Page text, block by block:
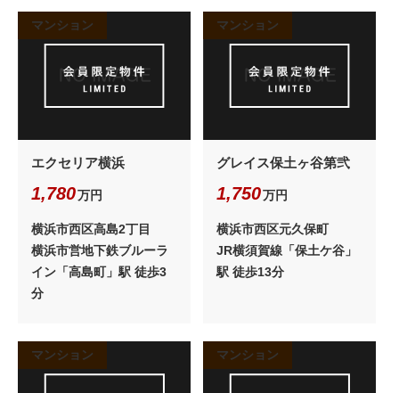
マンション
エクセリア横浜
1,780万円
横浜市西区高島2丁目
横浜市営地下鉄ブルーラ
イン「高島町」駅 徒歩3
分
マンション
グレイス保土ヶ谷第弐
1,750万円
横浜市西区元久保町
JR横須賀線「保土ケ谷」
駅 徒歩13分
マンション マンション